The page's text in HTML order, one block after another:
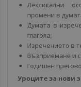
Лексикални
промени в
Думата в
глагола;
Изречението в
Възприемане и
Годишен
Уроците за нови